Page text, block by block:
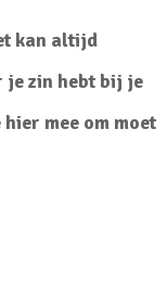
kan altijd
je zin hebt bij je
mee om moet